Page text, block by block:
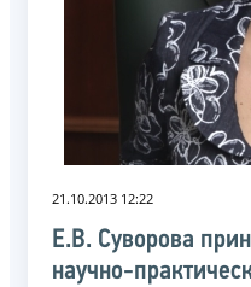
21.10.2013 12:22
Е.В. Суворова
научно-